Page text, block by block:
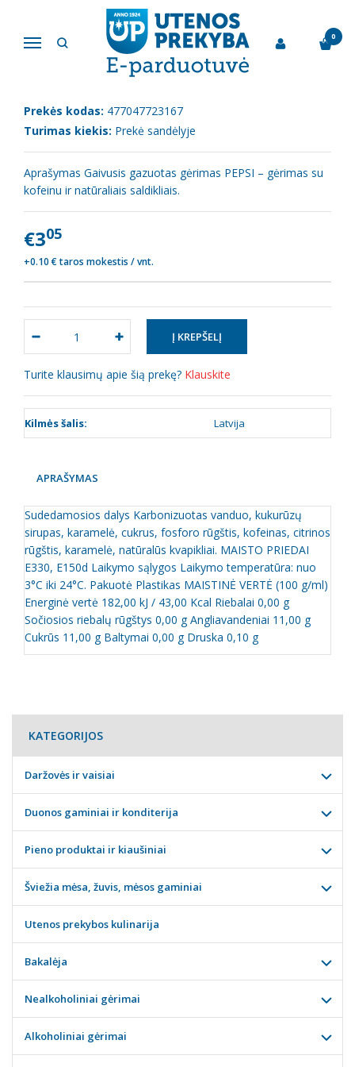
Navigacija
0
Vaisvandeniai Gazuotas gėrimas "Pepsi " 2l
GAZUOTAS GĖRIMAS "PEPSI " 2L
Prekės kodas: 477047723167
Turimas kiekis: Prekė sandėlyje
Aprašymas Gaivusis gazuotas gėrimas PEPSI – gėrimas su
kofeinu ir natūraliais saldikliais.
€305
+0.10 € taros mokestis / vnt.
Turite klausimų apie šią prekę? Klauskite
Kilmės šalis: Latvija
APRAŠYMAS
Sudedamosios dalys Karbonizuotas vanduo, kukurūzų
sirupas, karamelė, cukrus, fosforo rūgštis, kofeinas, citrinos
rūgštis, karamelė, natūralūs kvapikliai. MAISTO PRIEDAI
E330, E150d Laikymo sąlygos Laikymo temperatūra: nuo
3°C iki 24°C. Pakuotė Plastikas MAISTINĖ VERTĖ (100 g/ml)
Energinė vertė 182,00 kJ / 43,00 Kcal Riebalai 0,00 g
Sočiosios riebalų rūgštys 0,00 g Angliavandeniai 11,00 g
Cukrūs 11,00 g Baltymai 0,00 g Druska 0,10 g
KATEGORIJOS
Daržovės ir vaisiai
Duonos gaminiai ir konditerija
Pieno produktai ir kiaušiniai
Šviežia mėsa, žuvis, mėsos gaminiai
Utenos prekybos kulinarija
Bakalėja
Nealkoholiniai gėrimai
Alkoholiniai gėrimai